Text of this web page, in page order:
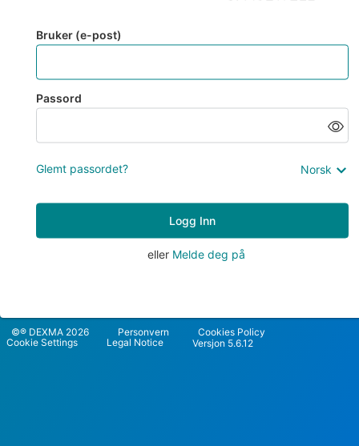
Bruker (e-post)
Passord
Glemt passordet? Norsk
Logg Inn
eller Melde deg på
©® DEXMA 2026 Personvern
Cookies Policy
Cookie Settings
Legal Notice Versjon 5.6.12